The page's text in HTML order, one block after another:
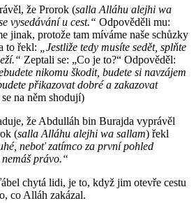
že Prorok (salla Alláhu alejhi wa
vysedávání u cest.“ Odpověděli mu:
jinak, protože tam míváme naše schůzky
to řekl:
„Jestliže tedy musíte sedět, splňte
Zeptali se: „Co je to?“ Odpověděl:
nikomu škodit, budete si navzájem
přikazovat dobré a zakazovat
na něm shodují)
že Abdulláh bin Burajda vyprávěl
(salla Alláhu alejhi wa sallam) řekl
neboť zatímco za první pohled
právo.“
chytá lidi, je to, když jim otevře cestu
co Alláh zakázal.